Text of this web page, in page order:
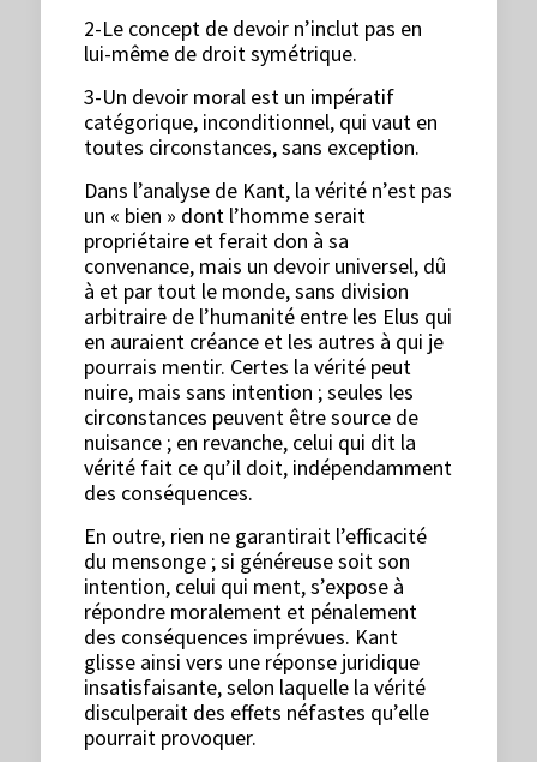
2-Le concept de devoir n’inclut pas en
lui-même de droit symétrique.
3-Un devoir moral est un impératif
catégorique, inconditionnel, qui vaut en
toutes circonstances, sans exception.
Dans l’analyse de Kant, la vérité n’est pas
un « bien » dont l’homme serait
propriétaire et ferait don à sa
convenance, mais un devoir universel, dû
à et par tout le monde, sans division
arbitraire de l’humanité entre les Elus qui
en auraient créance et les autres à qui je
pourrais mentir. Certes la vérité peut
nuire, mais sans intention ; seules les
circonstances peuvent être source de
nuisance ; en revanche, celui qui dit la
vérité fait ce qu’il doit, indépendamment
des conséquences.
En outre, rien ne garantirait l’efficacité
du mensonge ; si généreuse soit son
intention, celui qui ment, s’expose à
répondre moralement et pénalement
des conséquences imprévues. Kant
glisse ainsi vers une réponse juridique
insatisfaisante, selon laquelle la vérité
disculperait des effets néfastes qu’elle
pourrait provoquer.